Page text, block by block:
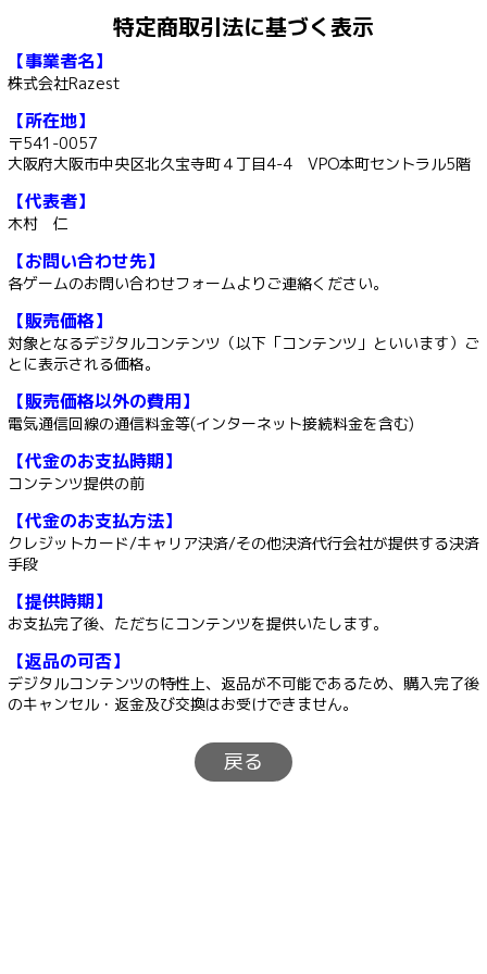
特定商取引法に基づく表示
【事業者名】
株式会社Razest
【所在地】
〒541-0057
大阪府大阪市中央区北久宝寺町４丁目4-4 VPO本町セントラル5階
【代表者】
木村 仁
【お問い合わせ先】
各ゲームのお問い合わせフォームよりご連絡ください。
【販売価格】
対象となるデジタルコンテンツ（以下「コンテンツ」といいます）ご
とに表示される価格。
【販売価格以外の費用】
電気通信回線の通信料金等(インターネット接続料金を含む)
【代金のお支払時期】
コンテンツ提供の前
【代金のお支払方法】
クレジットカード/キャリア決済/その他決済代行会社が提供する決済
手段
【提供時期】
お支払完了後、ただちにコンテンツを提供いたします。
【返品の可否】
デジタルコンテンツの特性上、返品が不可能であるため、購入完了後
のキャンセル・返金及び交換はお受けできません。
戻る